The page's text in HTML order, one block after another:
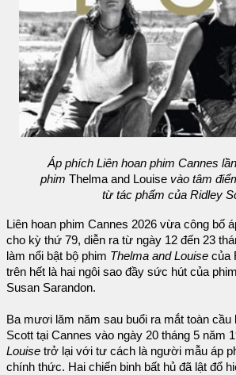
Áp phích Liên hoan phim Cannes
phim Thelma and Louise vào tâm
từ tác phẩm của Ridley
Liên hoan phim Cannes 2026 vừa công bố
cho kỳ thứ 79, diễn ra từ ngày 12 đến 23
làm nổi bật bộ phim Thelma and Louise của
trên hết là hai ngôi sao đầy sức hút của
Susan Sarandon.
Ba mươi lăm năm sau buổi ra mắt toàn cầu
Scott tại Cannes vào ngày 20 tháng 5 năm
Louise trở lại với tư cách là người mẫu áp
chính thức. Hai chiến binh bất hủ đã lật đổ